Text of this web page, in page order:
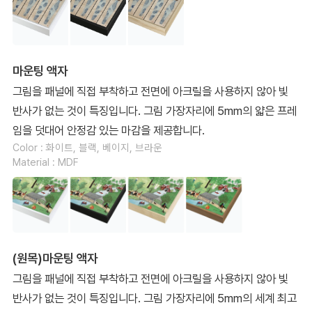
마운팅 액자
그림을 패널에 직접 부착하고 전면에 아크릴을 사용하지 않아 빛
반사가 없는 것이 특징입니다. 그림 가장자리에 5mm의 얇은 프레
임을 덧대어 안정감 있는 마감을 제공합니다.
Color : 화이트, 블랙, 베이지, 브라운
Material : MDF
(원목)마운팅 액자
그림을 패널에 직접 부착하고 전면에 아크릴을 사용하지 않아 빛
반사가 없는 것이 특징입니다. 그림 가장자리에 5mm의 세계 최고